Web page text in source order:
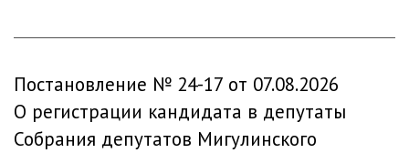
Постановление № 24-17 от 07.08.2026
О регистрации кандидата в депутаты
Собрания депутатов Мигулинского